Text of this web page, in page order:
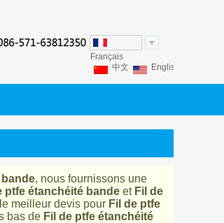
Français
中文
English
Español
Italiano
bande, nous fournissons une
ptfe étanchéité bande et Fil de
meilleur devis pour Fil de ptfe
bas de Fil de ptfe étanchéité